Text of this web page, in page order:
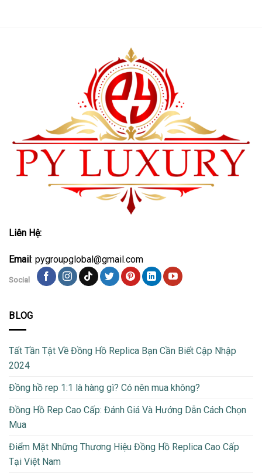
Liên Hệ:
Email : pygroupglobal@gmail.com
Social
BLOG
Tất Tần Tật Về Đồng Hồ Replica Bạn Cần Biết Cập Nhập
2024
Đồng hồ rep 1:1 là hàng gì? Có nên mua không?
Đồng Hồ Rep Cao Cấp: Đánh Giá Và Hướng Dẫn Cách Chọn
Mua
Điểm Mặt Những Thương Hiệu Đồng Hồ Replica Cao Cấp
Tại Việt Nam